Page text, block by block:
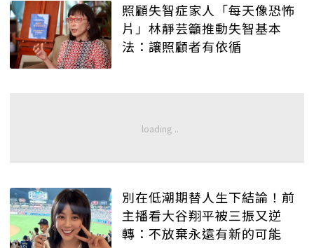
照顧失智症家人「每天像恐怖
片」林靜芸籲推動失智基本
法：讓照顧者有依循
別在低潮期替人生下結論！前
主播看大谷翔平被三振又逆
轉：不放棄永遠有新的可能